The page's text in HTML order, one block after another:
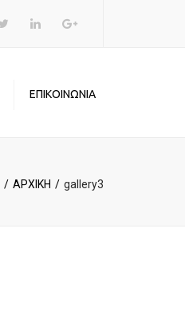
ΕΠΙΚΟΙΝΩΝΙΑ
ΑΡΧΙΚΗ gallery3